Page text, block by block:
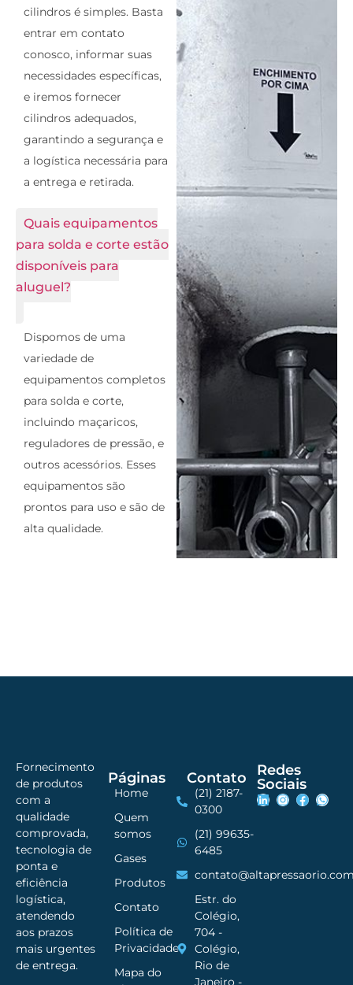
cilindros é simples. Basta
entrar em contato
conosco, informar suas
necessidades específicas,
e iremos fornecer
cilindros adequados,
garantindo a segurança e
a logística necessária para
a entrega e retirada.
Quais equipamentos
para solda e corte estão
disponíveis para
aluguel?
Dispomos de uma
variedade de
equipamentos completos
para solda e corte,
incluindo maçaricos,
reguladores de pressão, e
outros acessórios. Esses
equipamentos são
prontos para uso e são de
alta qualidade.
Fornecimento
de produtos
com a
qualidade
comprovada,
tecnologia de
ponta e
eficiência
logística,
atendendo
aos prazos
mais urgentes
de entrega.
Páginas
Home
Quem
somos
Gases
Produtos
Contato
Política de
Privacidade
Mapa do
Contato
(21) 2187-
0300
(21) 99635-
6485
Estr. do
Colégio,
704 -
Colégio,
Rio de
Janeiro -
Redes
Sociais